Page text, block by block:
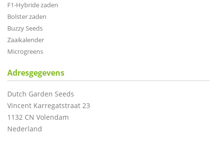
F1-Hybride zaden
Bolster zaden
Buzzy Seeds
Zaaikalender
Microgreens
Adresgegevens
Dutch Garden Seeds
Vincent Karregatstraat 23
1132 CN Volendam
Nederland